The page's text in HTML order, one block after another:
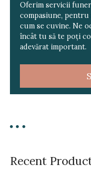
Oferim servicii
compasiune, pentru
cum se cuvine. Ne
încât tu să te poți
adevărat important.
Recent